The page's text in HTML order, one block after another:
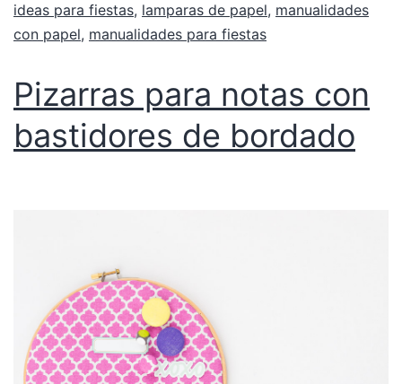
ideas para fiestas, lamparas de papel, manualidades
con papel, manualidades para fiestas
Pizarras para notas con
bastidores de bordado